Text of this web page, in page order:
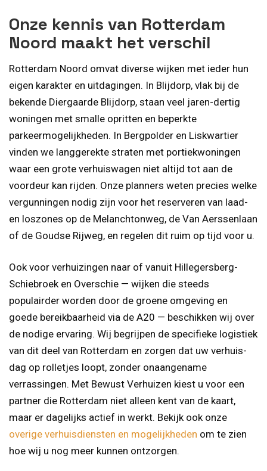
Onze kennis van Rotterdam
Noord maakt het verschil
Rotterdam Noord omvat diverse wijken met ieder hun
eigen karakter en uitdagingen. In Blijdorp, vlak bij de
bekende Diergaarde Blijdorp, staan veel jaren-dertig
woningen met smalle opritten en beperkte
parkeermogelijkheden. In Bergpolder en Liskwartier
vinden we langgerekte straten met portiekwoningen
waar een grote verhuiswagen niet altijd tot aan de
voordeur kan rijden. Onze planners weten precies welke
vergunningen nodig zijn voor het reserveren van laad-
en loszones op de Melanchtonweg, de Van Aerssenlaan
of de Goudse Rijweg, en regelen dit ruim op tijd voor u.
Ook voor verhuizingen naar of vanuit Hillegersberg-
Schiebroek en Overschie — wijken die steeds
populairder worden door de groene omgeving en
goede bereikbaarheid via de A20 — beschikken wij over
de nodige ervaring. Wij begrijpen de specifieke logistiek
van dit deel van Rotterdam en zorgen dat uw verhuis­
dag op rolletjes loopt, zonder onaangename
verrassingen. Met Bewust Verhuizen kiest u voor een
partner die Rotterdam niet alleen kent van de kaart,
maar er dagelijks actief in werkt. Bekijk ook onze
overige verhuisdiensten en mogelijkheden om te zien
hoe wij u nog meer kunnen ontzorgen.